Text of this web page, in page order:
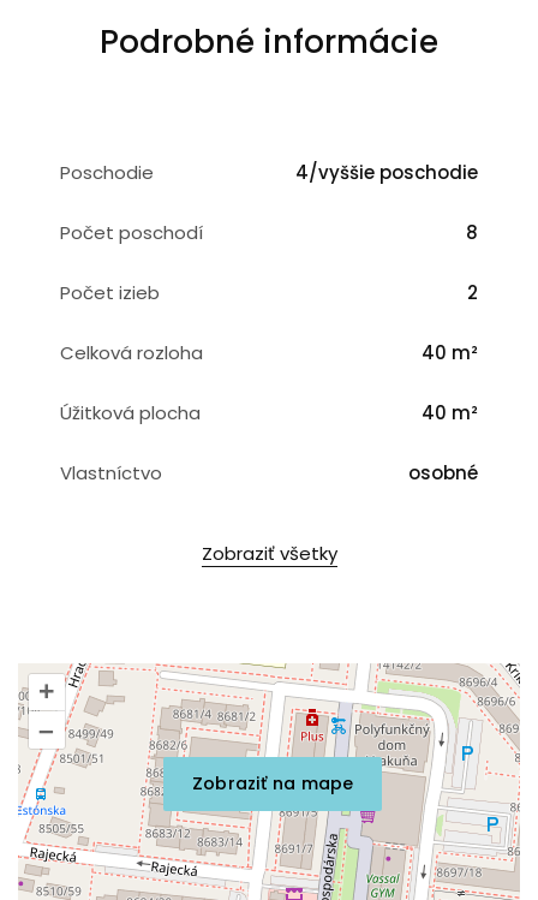
Podrobné informácie
Poschodie 4/vyššie poschodie
Počet poschodí 8
Počet izieb 2
Celková rozloha 40 m²
Úžitková plocha 40 m²
Vlastníctvo osobné
Zobraziť všetky
Zobraziť na mape
+
–